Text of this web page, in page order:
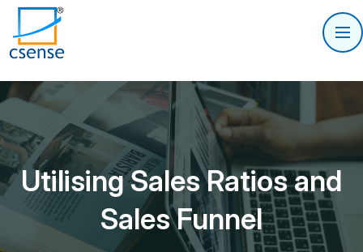
Utilising Sales Ratios and
Sales Funnel